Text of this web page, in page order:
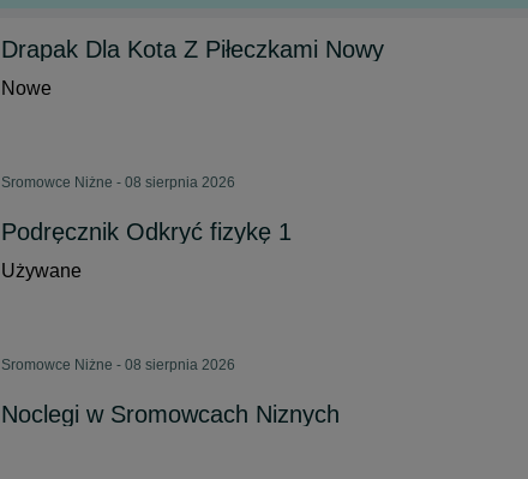
Drapak Dla Kota Z Piłeczkami Nowy
Nowe
Sromowce Niżne - 08 sierpnia 2026
Podręcznik Odkryć fizykę 1
Używane
Sromowce Niżne - 08 sierpnia 2026
Noclegi w Sromowcach Niznych